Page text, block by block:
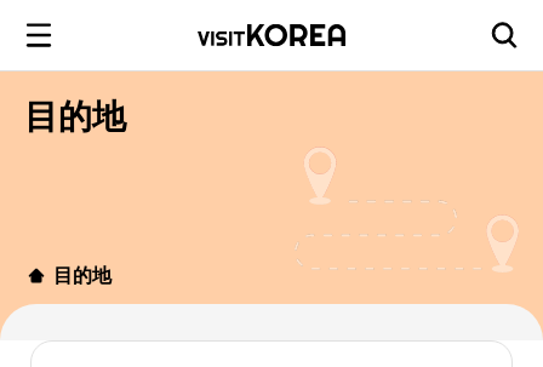
目的地
目的地